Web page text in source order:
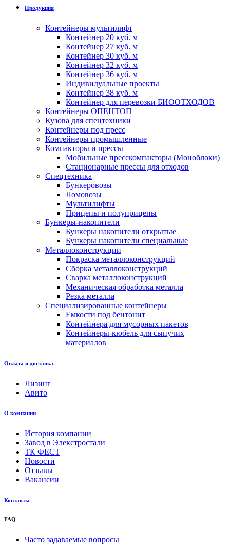
Продукция
Контейнеры мультилифт
Контейнер 20 куб. м
Контейнер 27 куб. м
Контейнер 30 куб. м
Контейнер 32 куб. м
Контейнер 36 куб. м
Индивидуальные проекты
Контейнер 38 куб. м
Контейнер для перевозки БИООТХОДОВ
Контейнеры ОПЕНТОП
Кузова для спецтехники
Контейнеры под пресс
Контейнеры промышленные
Компакторы и прессы
Мобильные пресскомпакторы (Моноблоки)
Стационарные прессы для отходов
Спецтехника
Бункеровозы
Ломовозы
Мультилифты
Прицепы и полуприцепы
Бункеры-накопители
Бункеры накопители открытые
Бункеры накопители специальные
Металлоконструкции
Покраска металлоконструкций
Сборка металлоконструкций
Сварка металлоконструкций
Механическая обработка металла
Резка металла
Специализированные контейнеры
Емкости под бентонит
Контейнера для мусорных пакетов
Контейнеры-кюбель для сыпучих
материалов
Оплата и доставка
Лизинг
Авито
О компании
История компании
Завод в Элекстростали
ТК ФЕСТ
Новости
Отзывы
Вакансии
Контакты
FAQ
Часто задаваемые вопросы